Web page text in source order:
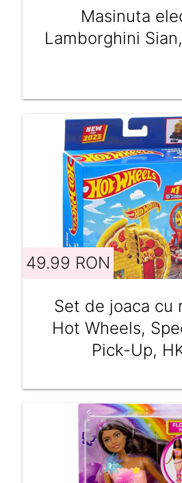
Masinuta
Lamborghini
49.99 RON
Set de joaca cu
Hot Wheels,
Pick-Up,